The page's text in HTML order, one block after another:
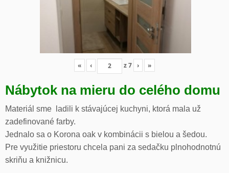
« ‹ z7 › »
Nábytok na mieru do celého domu
Materiál sme ladili k stávajúcej kuchyni, ktorá mala už
zadefinované farby.
Jednalo sa o Korona oak v kombinácii s bielou a šedou.
Pre využitie priestoru chcela pani za sedačku plnohodnotnú
skriňu a knižnicu.